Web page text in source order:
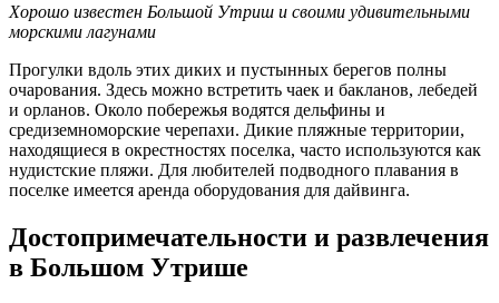
Хорошо известен Большой Утриш и своими удивительными
морскими лагунами
Прогулки вдоль этих диких и пустынных берегов полны
очарования. Здесь можно встретить чаек и бакланов, лебедей
и орланов. Около побережья водятся дельфины и
средиземноморские черепахи. Дикие пляжные территории,
находящиеся в окрестностях поселка, часто используются как
нудистские пляжи. Для любителей подводного плавания в
поселке имеется аренда оборудования для дайвинга.
Достопримечательности и развлечения
в Большом Утрише